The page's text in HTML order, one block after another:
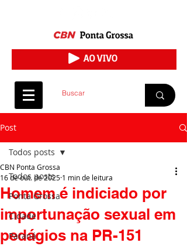
Post
Todos posts
Ponta Grossa
Cidade
Paraná
Todos posts
Homem é indiciado por
importunação sexual em
pedágios na PR-151
CBN Ponta Grossa
16 de out. de 2025 1 min de leitura